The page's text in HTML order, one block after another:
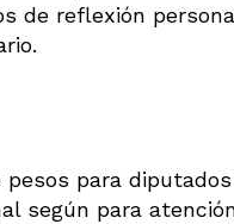
de reflexión
pesos para
según para